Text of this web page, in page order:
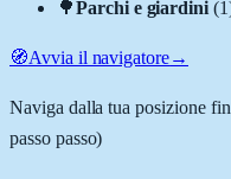
🌳Parchi e giardini (1
🧭Avvia il navigatore→
Naviga dalla tua posizione
passo passo)